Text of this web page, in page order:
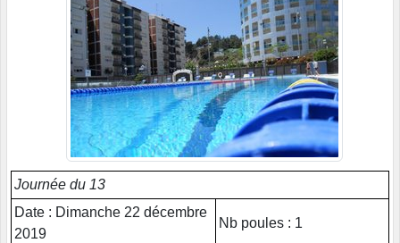
Journée du 13
Date : Dimanche 22 décembre
2019
Nb poules : 1